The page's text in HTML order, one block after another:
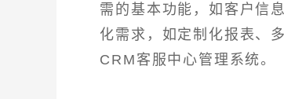
需的基本功能，如客户信
化需求，如定制化报表、
CRM客服中心管理系统。